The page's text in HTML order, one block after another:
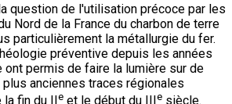
question de l'utilisation précoce par les
Nord de la France du charbon de terre
particulièrement la métallurgie du fer.
préventive depuis les années
permis de faire la lumière sur de
anciennes traces régionales
la fin du IIe et le début du IIIe siècle.